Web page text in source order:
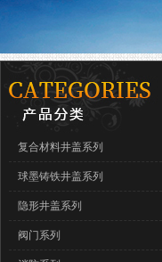
复合材料井盖系列
球墨铸铁井盖系列
隐形井盖系列
阀门系列